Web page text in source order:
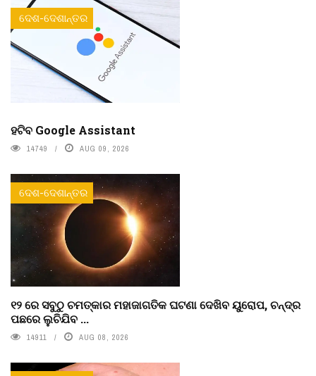
ଦେଶ-ଦେଶାନ୍ତର
ହଟିବ Google Assistant
14749 AUG 09, 2026
ଦେଶ-ଦେଶାନ୍ତର
୧୨ ରେ ସବୁଠୁ ଚମତ୍କାର ମହାଜାଗତିକ ଘଟଣା ଦେଖିବ ୟୁରୋପ, ଚନ୍ଦ୍ର
ପଛରେ ଲୁଚିଯିବ ...
14911 AUG 08, 2026